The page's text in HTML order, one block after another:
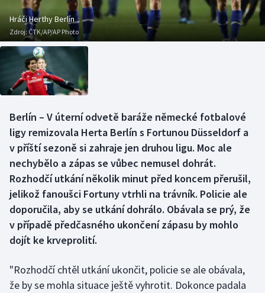
Basketbal
Biatlon
Boby a skeleton
Curling
Dostihy
Florbal
Futsal
Golf
Gymnastika
Historické návraty
Aplikace ČT sport
AZ kvíz
Hráči Herthy Berlín
Zdroj:ČTK/AP/AP Photo
Berlín – V úterní odvetě baráže německé fotbalové
ligy remizovala Herta Berlín s Fortunou Düsseldorf a
v příští sezoně si zahraje jen druhou ligu. Moc ale
nechybělo a zápas se vůbec nemusel dohrát.
Rozhodčí utkání několik minut před koncem přerušil,
jelikož fanoušci Fortuny vtrhli na trávník. Policie ale
doporučila, aby se utkání dohrálo. Obávala se prý, že
v případě předčasného ukončení zápasu by mohlo
dojít ke krveprolití.
"Rozhodčí chtěl utkání ukončit, policie se ale obávala,
že by se mohla situace ještě vyhrotit. Dokonce padala